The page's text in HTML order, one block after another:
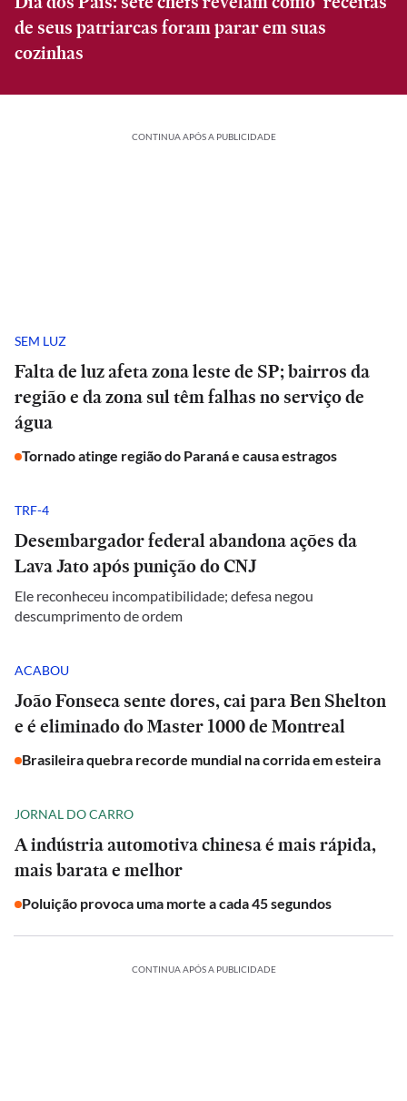
de seus patriarcas foram parar em suas
cozinhas
CONTINUA APÓS A PUBLICIDADE
SEM LUZ
Falta de luz afeta zona leste de SP; bairros da
região e da zona sul têm falhas no serviço de
água
Tornado atinge região do Paraná e causa estragos
TRF-4
Desembargador federal abandona ações da
Lava Jato após punição do CNJ
Ele reconheceu incompatibilidade; defesa negou
descumprimento de ordem
ACABOU
João Fonseca sente dores, cai para Ben Shelton
e é eliminado do Master 1000 de Montreal
Brasileira quebra recorde mundial na corrida em esteira
JORNAL DO CARRO
A indústria automotiva chinesa é mais rápida,
mais barata e melhor
Poluição provoca uma morte a cada 45 segundos
CONTINUA APÓS A PUBLICIDADE